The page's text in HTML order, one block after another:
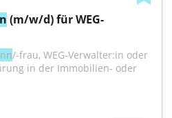
(m/w/d) für WEG-
/-frau, WEG-Verwalter:in oder
in der Immobilien- oder